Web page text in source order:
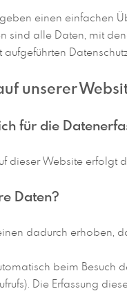
einen einfachen
sind alle Daten, mit
aufgeführten
unserer
für die
dieser Website erfolgt
Daten?
dadurch erhoben,
beim Besuch
Die Erfassung